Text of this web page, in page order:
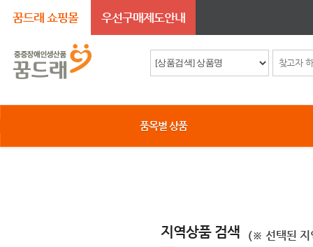
꿈드래 쇼핑몰 우선구매제도안내
품목별 상품
지역상품 검색 (※ 선택된 지